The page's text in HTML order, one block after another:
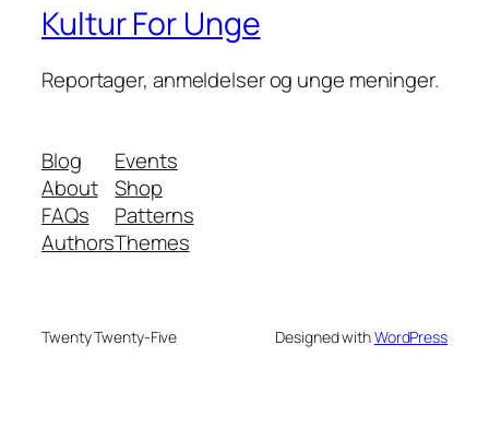
Kultur For Unge
Reportager, anmeldelser og unge meninger.
Blog
About
FAQs
Authors
Events
Shop
Patterns
Themes
Twenty Twenty-Five Designed withWordPress